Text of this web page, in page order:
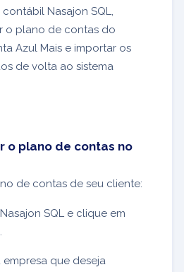
Nasajon SQL,
o plano de contas do
Azul Mais e importar os
de volta ao sistema
o plano de contas no
de contas de seu cliente:
SQL e clique em
.
empresa que deseja